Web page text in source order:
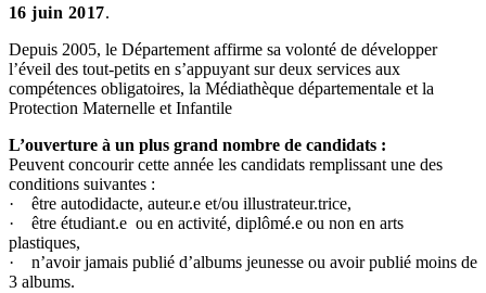
16 juin 2017.
Depuis 2005, le Département affirme sa volonté de développer
l’éveil des tout-petits en s’appuyant sur deux services aux
compétences obligatoires, la Médiathèque départementale et la
Protection Maternelle et Infantile
L’ouverture à un plus grand nombre de candidats :
Peuvent concourir cette année les candidats remplissant une des
conditions suivantes :
·
être autodidacte, auteur.e et/ou illustrateur.trice,
·
être étudiant.e ou en activité, diplômé.e ou non en arts
plastiques,
·
n’avoir jamais publié d’albums jeunesse ou avoir publié moins de
3 albums.